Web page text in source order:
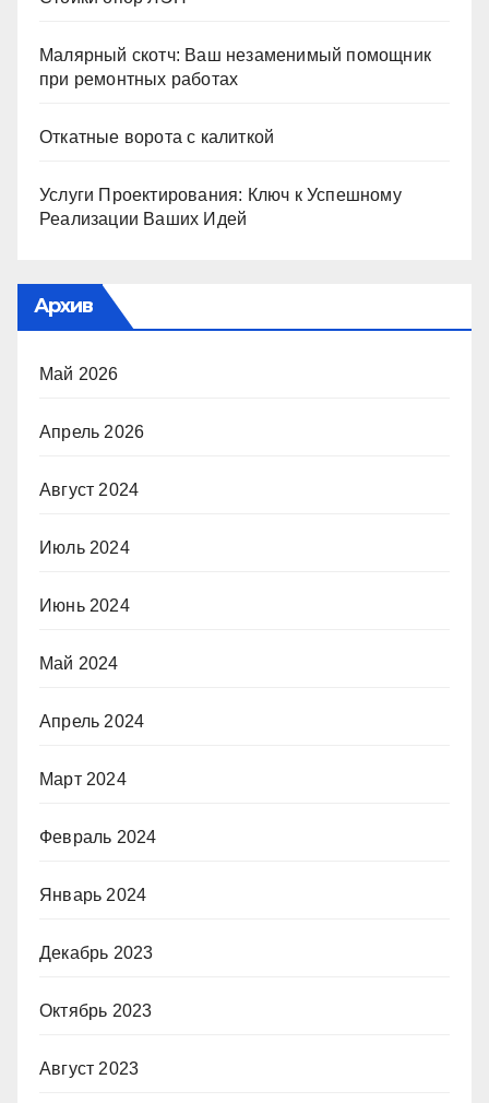
Малярный скотч: Ваш незаменимый помощник
при ремонтных работах
Откатные ворота с калиткой
Услуги Проектирования: Ключ к Успешному
Реализации Ваших Идей
Архив
Май 2026
Апрель 2026
Август 2024
Июль 2024
Июнь 2024
Май 2024
Апрель 2024
Март 2024
Февраль 2024
Январь 2024
Декабрь 2023
Октябрь 2023
Август 2023